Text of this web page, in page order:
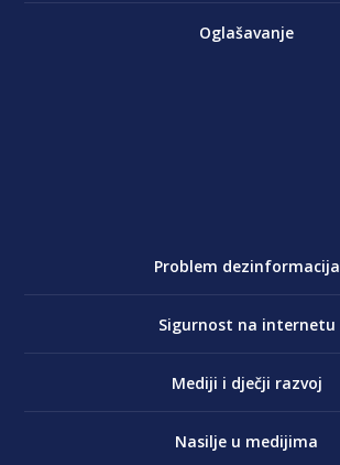
Oglašavanje
Problem dezinformacija
Sigurnost na internetu
Mediji i dječji razvoj
Nasilje u medijima